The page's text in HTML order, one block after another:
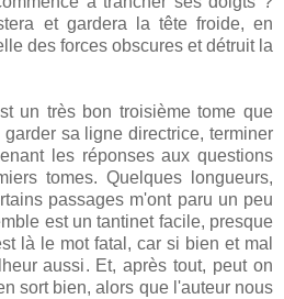
et gardera la tête froide, en
des forces obscures et détruit la
un très bon troisième tome que
sa ligne directrice, terminer
les réponses aux questions
tomes. Quelques longueurs,
passages m'ont paru un peu
est un tantinet facile, presque
là le mot fatal, car si bien et mal
aussi. Et, après tout, peut on
sort bien, alors que l'auteur nous